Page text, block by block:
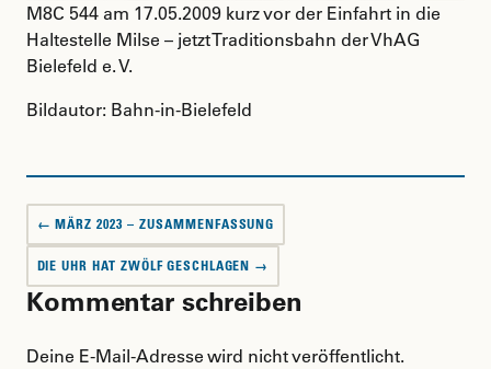
M8C 544 am 17.05.2009 kurz vor der Einfahrt in die
Haltestelle Milse – jetzt Traditionsbahn der VhAG
Bielefeld e. V.
Bildautor: Bahn-in-Bielefeld
Beitragsnavigation
← MÄRZ 2023 – ZUSAMMENFASSUNG
DIE UHR HAT ZWÖLF GESCHLAGEN →
Kommentar schreiben
Deine E-Mail-Adresse wird nicht veröffentlicht.